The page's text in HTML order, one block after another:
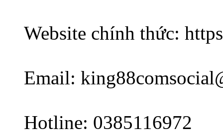
Website chính thức:
Email:
Hotline: 0385116972